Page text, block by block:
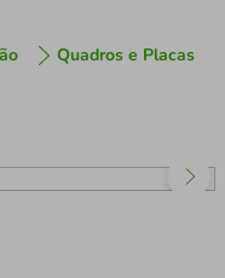
Quadros e Placas